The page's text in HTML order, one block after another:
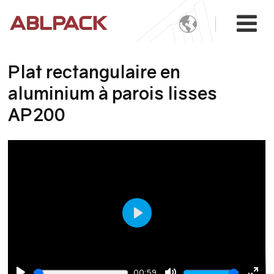

Plat rectangulaire en
aluminium à parois lisses
AP200
Play